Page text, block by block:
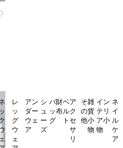
ッ
ェ
レ
ッ
グ
ウ
ェ
アン
ダー
ウェ
ア
シ
ュ
ー
ズ
バ
ッ
グ
財
布
ベ
ル
ト
ア
ク
セ
サ
リ
そ
の
他
雑
貨
小
物
イン
テリ
ア小
物
ネ
イ
ル
ケ
ア